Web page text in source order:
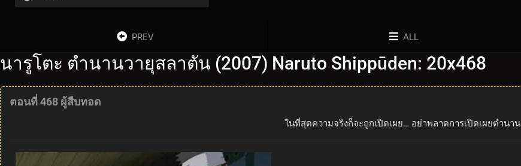
PREV ALL
นารูโตะ ตำนานวายุสลาตัน (2007) Naruto Shippūden: 20x468
ตอนที่ 468 ผู้สืบทอด
ในที่สุดความจริงก็จะถูกเปิดเผย… อย่าพลาดการเปิดเผยตำนาน